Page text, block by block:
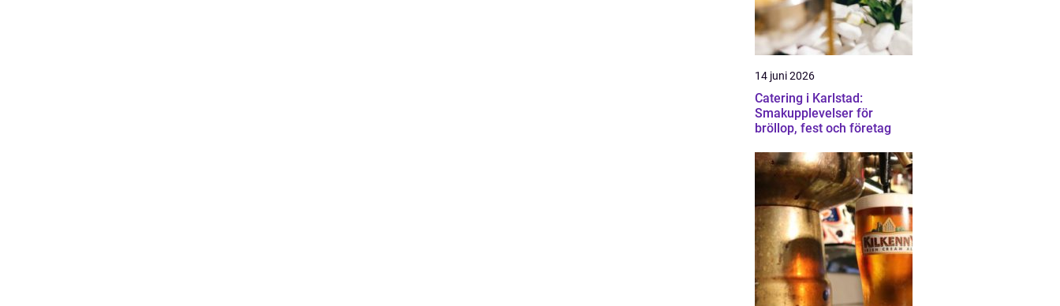
14 juni 2026
Catering i Karlstad:
Smakupplevelser för
bröllop, fest och företag